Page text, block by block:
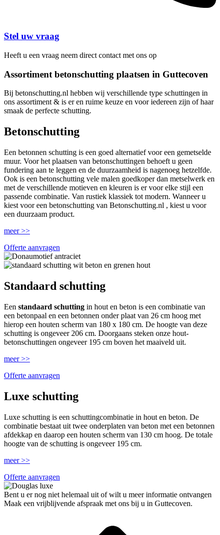
Stel uw vraag
Heeft u een vraag neem direct contact met ons op
Assortiment betonschutting plaatsen in Guttecoven
Bij betonschutting.nl hebben wij verschillende type schuttingen in
ons assortiment & is er en ruime keuze en voor iedereen zijn of haar
smaak de perfecte schutting.
Betonschutting
Een betonnen schutting is een goed alternatief voor een gemetselde
muur. Voor het plaatsen van betonschuttingen behoeft u geen
fundering aan te leggen en de duurzaamheid is nagenoeg hetzelfde.
Ook is een betonschutting vele malen goedkoper dan metselwerk en
met de verschillende motieven en kleuren is er voor elke stijl een
passende combinatie. Van rustiek klassiek tot modern. Wanneer u
kiest voor een betonschutting van Betonschutting.nl , kiest u voor
een duurzaam product.
meer >>
Offerte aanvragen
Standaard schutting
Een standaard schutting in hout en beton is een combinatie van
een betonpaal en een betonnen onder plaat van 26 cm hoog met
hierop een houten scherm van 180 x 180 cm. De hoogte van deze
schutting is ongeveer 206 cm. Doorgaans steken onze hout-
betonschuttingen ongeveer 195 cm boven het maaiveld uit.
meer >>
Offerte aanvragen
Luxe schutting
Luxe schutting is een schuttingcombinatie in hout en beton. De
combinatie bestaat uit twee onderplaten van beton met een betonnen
afdekkap en daarop een houten scherm van 130 cm hoog. De totale
hoogte van de schutting is ongeveer 195 cm.
meer >>
Offerte aanvragen
Bent u er nog niet helemaal uit of wilt u meer informatie ontvangen
Maak een vrijblijvende afspraak met ons bij u in Guttecoven.